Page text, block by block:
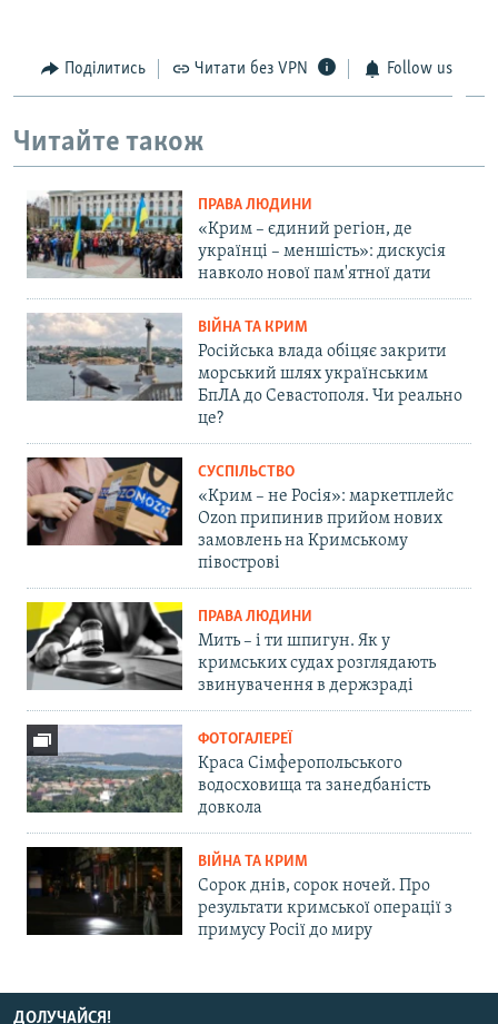
Поділитись Читати без VPN Follow us
Читайте також
ПРАВА ЛЮДИНИ
«Крим – єдиний регіон, де
українці – меншість»: дискусія
навколо нової пам'ятної дати
ВІЙНА ТА КРИМ
Російська влада обіцяє закрити
морський шлях українським
БпЛА до Севастополя. Чи реально
це?
СУСПІЛЬСТВО
«Крим – не Росія»: маркетплейс
Ozon припинив прийом нових
замовлень на Кримському
півострові
ПРАВА ЛЮДИНИ
Мить – і ти шпигун. Як у
кримських судах розглядають
звинувачення в держзраді
ФОТОГАЛЕРЕЇ
Краса Сімферопольського
водосховища та занедбаність
довкола
ВІЙНА ТА КРИМ
Сорок днів, сорок ночей. Про
результати кримської операції з
примусу Росії до миру
ДОЛУЧАЙСЯ!